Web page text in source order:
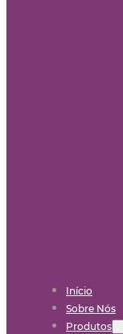
Início
Sobre Nós
Produtos